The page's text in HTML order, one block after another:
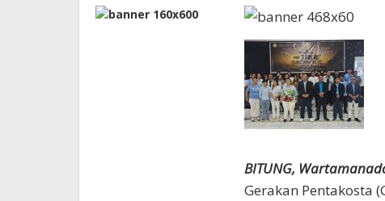
BITUNG,
Gerakan Pentakosta